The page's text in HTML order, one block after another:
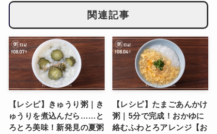
関連記事
【レシピ】きゅうり粥｜き
ゅうりを煮込んだら……と
ろとろ美味！新発見の夏粥
【レシピ】たまごあんかけ
粥｜5分で完成！おかゆに
絡むふわとろアレンジ【お